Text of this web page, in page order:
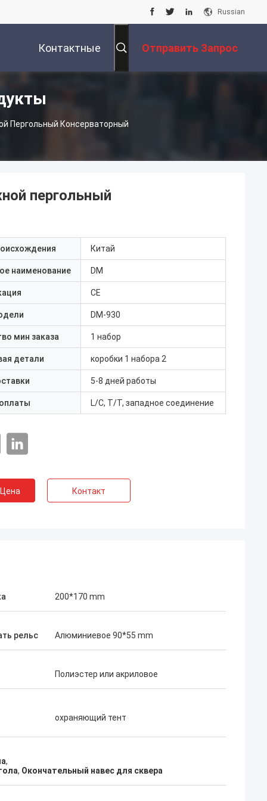
Russian
Контактные Отправить Запрос
Пергольный Консерваторный
пергольный
Китай
наименование DM
CE
DM-930
мин заказа 1 набор
детали коробки 1 набора 2
5-8 дней работы
L/C, T/T, западное соединение
Контакт
200*170 mm
рельс Алюминиевое 90*55 mm
Полиэстер или акриловое
охраняющий тент
,
, Окончательный навес для сквера